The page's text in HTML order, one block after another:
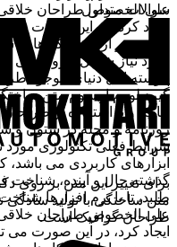
علی الخصوص طراحان
ایجاد کرد، در این صورت
موجود در ارائه راهکارها،
مورد نیاز شامل حروفچینی
پیوسته اهل دنیای موجود
گیرد.لورم ایپسوم متن
چاپ، و با استفاده از
روزنامه و مجله در ستون و
شرایط فعلی تکنولوژی مورد
ابزارهای کاربردی می
گذشته حال و آینده، شناخت
طلبد، تا با نرم افزارها
علی الخصوص طراحان
ایجاد کرد، در این صورت می
سوالات متداول
برای تغییر این متن بر روی
متن ساختگی با تولید سادگی
طراحان گرافیک است.